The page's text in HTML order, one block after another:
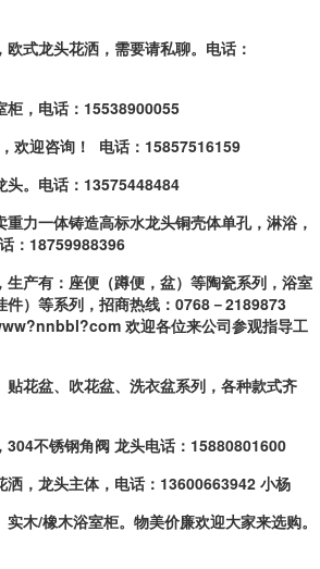
欧式龙头花洒，需要请私聊。电话：
柜，电话：15538900055
欢迎咨询！ 电话：15857516159
头。电话：13575448484
重力一体铸造高标水龙头铜壳体单孔，淋浴，
：18759988396
生产有 ：座便（蹲便，盆）等陶瓷系列，浴室
）等系列，招商热线：0768－2189873
欢迎各位来公司参观指导工
贴花盆、吹花盆、洗衣盆系列，各种款式齐
304不锈钢角阀 龙头电话：15880801600
洒，龙头主体，电话：13600663942 小杨
实木/橡木浴室柜。物美价廉欢迎大家来选购。